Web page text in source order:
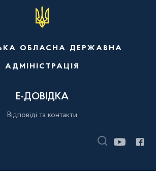
обласна державна
адміністрація
Е-ДОВІДКА
Відповіді та контакти